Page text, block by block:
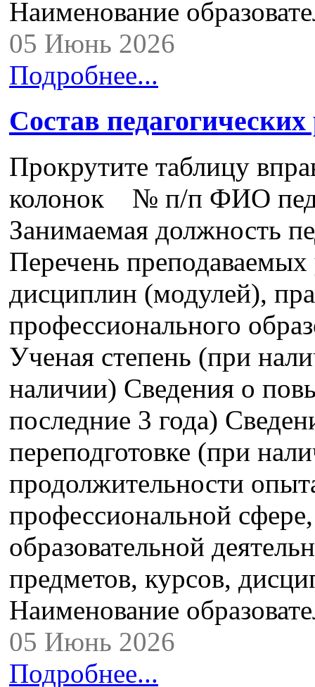
Наименование
05 Июнь 2026
Подробнее...
Состав
Прокрутите таблицу
колонок № п/п ФИО
Занимаемая должность
Перечень
дисциплин (модулей),
профессионального
Ученая степень (при
наличии) Сведения о
последние 3 года)
переподготовке (при
продолжительности
профессиональной
образовательной
предметов, курсов,
Наименование
05 Июнь 2026
Подробнее...